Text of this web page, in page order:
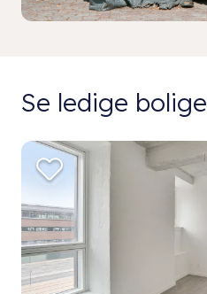
Se ledige